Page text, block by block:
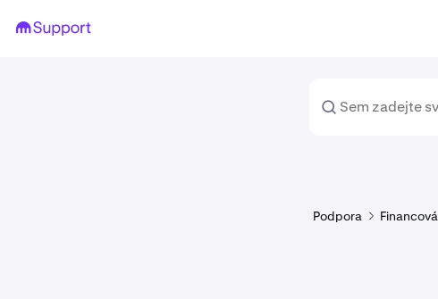
Podpora